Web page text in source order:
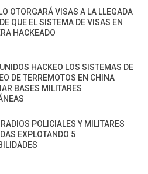
OTORGARÁ VISAS A LA LLEGADA
QUE EL SISTEMA DE VISAS EN
HACKEADO
HACKEO LOS SISTEMAS DE
DE TERREMOTOS EN CHINA
BASES MILITARES
POLICIALES Y MILITARES
EXPLOTANDO 5